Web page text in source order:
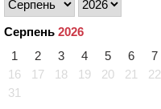
Серпень 2026
1
2 3 4 5 6 7
16
17 18 19 20 21 22
31